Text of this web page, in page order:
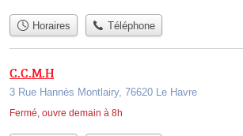
Horaires Téléphone
C.C.M.H
3 Rue Hannès Montlairy, 76620 Le Havre
Fermé, ouvre demain à 8h